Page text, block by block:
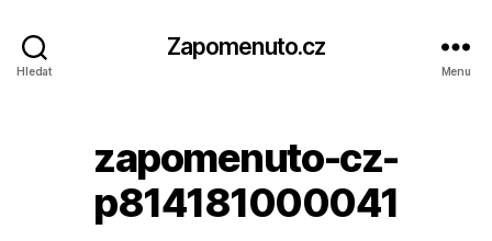
Hledat
Zapomenuto.cz
Menu
zapomenuto-cz-
p814181000041